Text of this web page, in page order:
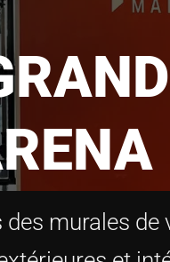
murales de